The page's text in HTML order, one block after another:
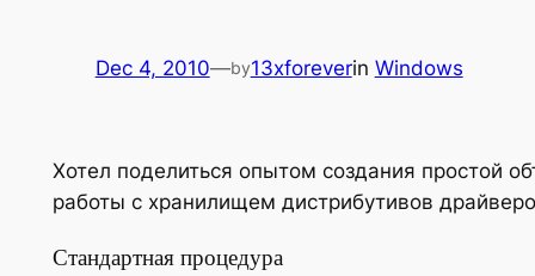
Dec 4, 2010—by13xforeverin Windows
Хотел поделиться опытом создания простой
работы с хранилищем дистрибутивов
Стандартная процедура